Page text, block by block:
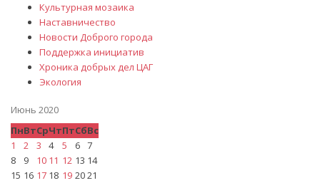
Культурная мозаика
Наставничество
Новости Доброго города
Поддержка инициатив
Хроника добрых дел ЦАГ
Экология
Июнь 2020
ПнВтСрЧтПтСбВс
1
2 3 4 5 6 7
8
9 10 11 12 13 14
15 16 17 18 19 2021